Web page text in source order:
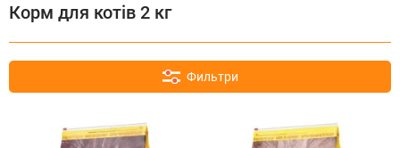
Корм для котів 2 кг
Фильтри